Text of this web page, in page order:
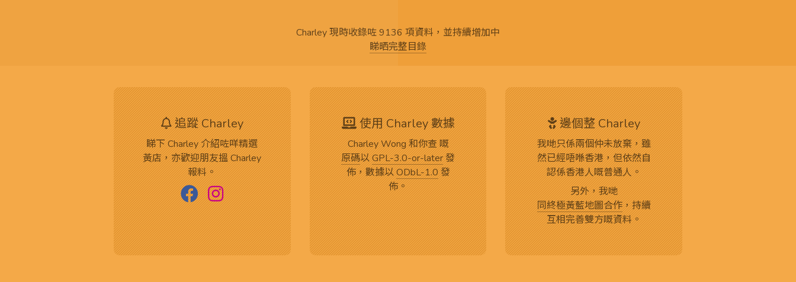
Charley 現時收錄咗 9136 項資料，並持續增加中
睇晒完整目錄
追蹤 Charley
睇下 Charley 介紹咗咩精選
黃店，亦歡迎朋友搵 Charley
報料。
使用 Charley 數據
Charley Wong 和你查 嘅
原碼以GPL-3.0-or-later發
佈，數據以ODbL-1.0發
佈。
邊個整 Charley
我哋只係兩個仲未放棄，雖
然已經唔喺香港，但依然自
認係香港人嘅普通人。
另外，我哋
同終極黃藍地圖合作，持續
互相完善雙方嘅資料。